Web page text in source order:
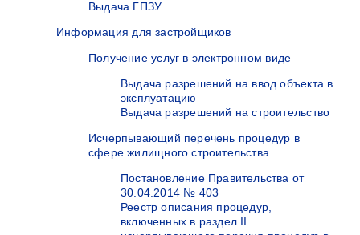
Выдача ГПЗУ
Информация для застройщиков
Получение услуг в электронном виде
Выдача разрешений на ввод объекта в
эксплуатацию
Выдача разрешений на строительство
Исчерпывающий перечень процедур в
сфере жилищного строительства
Постановление Правительства от
30.04.2014 № 403
Реестр описания процедур,
включенных в раздел II